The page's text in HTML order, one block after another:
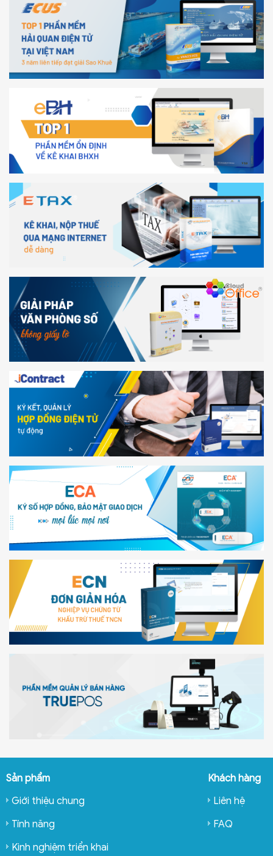
Sản phẩm
Giới thiệu chung
Tính năng
Kinh nghiệm triển khai
Khách hàng
Liên hệ
FAQ